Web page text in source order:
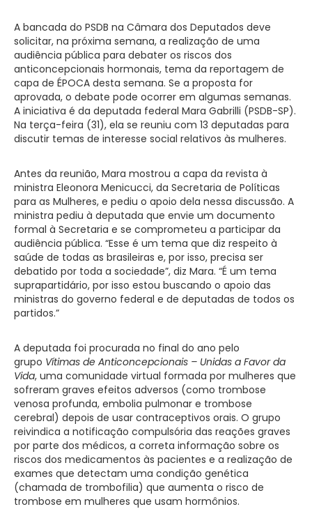
A bancada do PSDB na Câmara dos Deputados deve
solicitar, na próxima semana, a realização de uma
audiência pública para debater os riscos dos
anticoncepcionais hormonais, tema da reportagem de
capa de ÉPOCA desta semana. Se a proposta for
aprovada, o debate pode ocorrer em algumas semanas.
A iniciativa é da deputada federal Mara Gabrilli (PSDB-SP).
Na terça-feira (31), ela se reuniu com 13 deputadas para
discutir temas de interesse social relativos às mulheres.
Antes da reunião, Mara mostrou a capa da revista à
ministra Eleonora Menicucci, da Secretaria de Políticas
para as Mulheres, e pediu o apoio dela nessa discussão. A
ministra pediu à deputada que envie um documento
formal à Secretaria e se comprometeu a participar da
audiência pública. “Esse é um tema que diz respeito à
saúde de todas as brasileiras e, por isso, precisa ser
debatido por toda a sociedade”, diz Mara. “É um tema
suprapartidário, por isso estou buscando o apoio das
ministras do governo federal e de deputadas de todos os
partidos.”
A deputada foi procurada no final do ano pelo
grupo Vítimas de Anticoncepcionais – Unidas a Favor da
Vida, uma comunidade virtual formada por mulheres que
sofreram graves efeitos adversos (como trombose
venosa profunda, embolia pulmonar e trombose
cerebral) depois de usar contraceptivos orais. O grupo
reivindica a notificação compulsória das reações graves
por parte dos médicos, a correta informação sobre os
riscos dos medicamentos às pacientes e a realização de
exames que detectam uma condição genética
(chamada de trombofilia) que aumenta o risco de
trombose em mulheres que usam hormônios.